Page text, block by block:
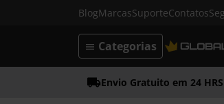
BlogMarcasSuporteContatos
Categorias
Envio Gratuito em 24 HRS